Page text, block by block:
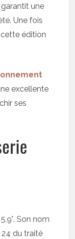
une
Une fois
édition
excellente
ses
Son nom
du traité